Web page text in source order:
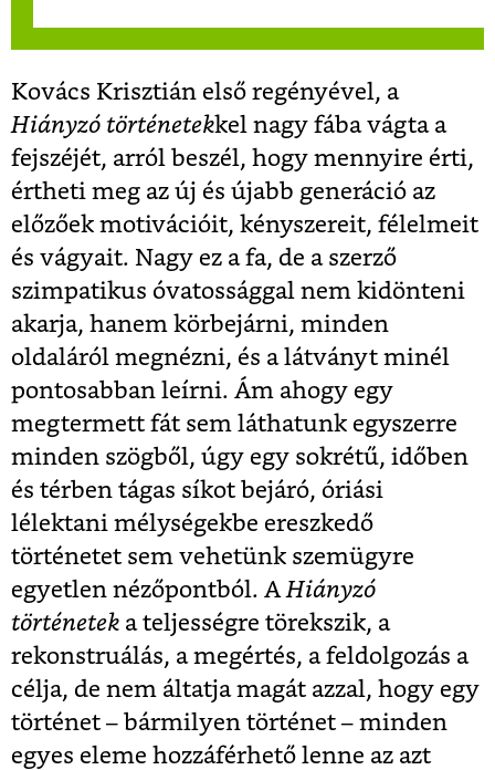
Kovács Krisztián első regényével, a
Hiányzó történetekkel nagy fába vágta a
fejszéjét, arról beszél, hogy mennyire érti,
értheti meg az új és újabb generáció az
előzőek motivációit, kényszereit, félelmeit
és vágyait. Nagy ez a fa, de a szerző
szimpatikus óvatossággal nem kidönteni
akarja, hanem körbejárni, minden
oldaláról megnézni, és a látványt minél
pontosabban leírni. Ám ahogy egy
megtermett fát sem láthatunk egyszerre
minden szögből, úgy egy sokrétű, időben
és térben tágas síkot bejáró, óriási
lélektani mélységekbe ereszkedő
történetet sem vehetünk szemügyre
egyetlen nézőpontból. A Hiányzó
történetek a teljességre törekszik, a
rekonstruálás, a megértés, a feldolgozás a
célja, de nem áltatja magát azzal, hogy egy
történet – bármilyen történet – minden
egyes eleme hozzáférhető lenne az azt